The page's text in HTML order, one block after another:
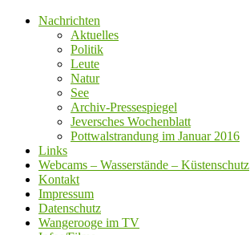
Nachrichten
Aktuelles
Politik
Leute
Natur
See
Archiv-Pressespiegel
Jeversches Wochenblatt
Pottwalstrandung im Januar 2016
Links
Webcams – Wasserstände – Küstenschutz
Kontakt
Impressum
Datenschutz
Wangerooge im TV